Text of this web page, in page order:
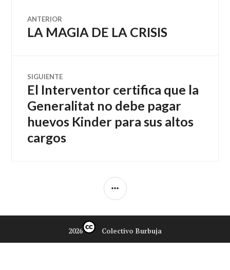
Navegación
de
entradas
ANTERIOR
Entrada
LA MAGIA DE LA CRISIS
SIGUIENTE
Entrada
siguiente:
El Interventor certifica que la
Generalitat no debe pagar
huevos Kinder para sus altos
cargos
BARRA
2026 Colectivo Burbuja